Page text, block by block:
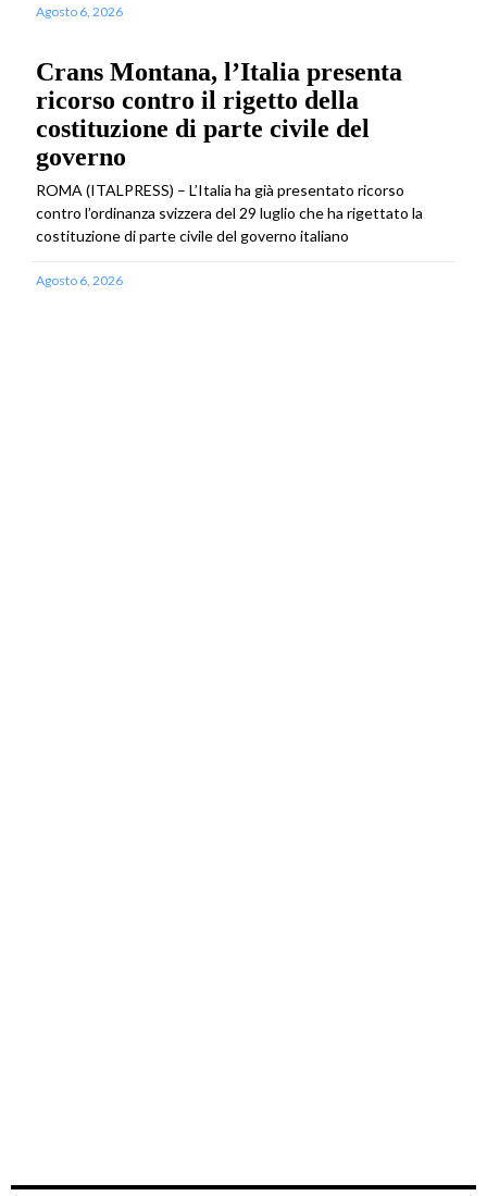
Agosto 6, 2026
Crans Montana, l’Italia presenta
ricorso contro il rigetto della
costituzione di parte civile del
governo
ROMA (ITALPRESS) – L’Italia ha già presentato ricorso
contro l’ordinanza svizzera del 29 luglio che ha rigettato la
costituzione di parte civile del governo italiano
Agosto 6, 2026